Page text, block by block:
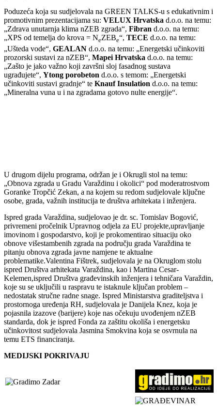
Poduzeća koja su sudjelovala na GREEN TALKS-u s edukativnim i
promotivnim prezentacijama su: VELUX Hrvatska d.o.o. na temu:
„Zdrava unutarnja klima nZEB zgrada“, Fibran d.o.o. na temu:
„XPS od temelja do krova = NeZEBe“, TECE d.o.o. na temu:
„Ušteda vode“, GEALAN d.o.o. na temu: „Energetski učinkoviti
prozorski sustavi za nZEB“, Mapei Hrvatska d.o.o. na temu:
„Zašto je jako važno koji završni sloj fasadnog sustava
ugrađujete“, Ytong porobeton d.o.o. s temom: „Energetski
učinkoviti sustavi gradnje“ te Knauf Insulation d.o.o. na temu:
„Mineralna vuna u i na zgradama gotovo nulte energije“.
U drugom dijelu programa, održan je i Okrugli stol na temu:
„Obnova zgrada u Gradu Varaždinu i okolici“ pod moderatrostvom
Goranke Tropčić Zekan, a na kojem su redom sudjelovale ključne
osobe, grada, važnih institucija te društva arhitekata i inženjera.
Ispred grada Varaždina, sudjelovao je dr. sc. Tomislav Bogović,
privremeni pročelnik Upravnog odjela za EU projekte,upravljanje
imovinom i gospodarstvo, koji je prokomentirao situaciju oko
obnove višestambenih zgrada na području grada Varaždina te
pitanju obnova zgrada javne namjene te aktualne
problematike.Valentina Fištrek, sudjelovala je na Okruglom stolu
ispred Društva arhitekata Varaždina, kao i Martina Cesar-
Kelemen,ispred Društva građevinskih inženjera i tehničara Varaždin,
koje su se uključili u raspravu te istaknule ključan problem –
nedostatak stručne radne snage. Ispred Ministarstva graditeljstva i
prostornoga uređenja RH, sudjelovala je Danijela Knez, koja je
pojasnila izazove (barijere) koje nas očekuju uvođenjem nZEB
standarda, dok je ispred Fonda za zaštitu okoliša i energetsku
učinkovitost sudjelovala Jasmina Smokvina koja se osvrnula na
temu ETS financiranja.
MEDIJSKI POKRIVAJU